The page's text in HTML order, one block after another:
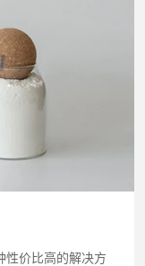
环保特性，助力
性价比高的解决方